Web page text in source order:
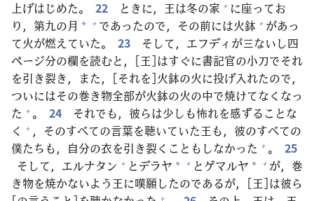
上げはじめた。 22 ときに， 王は冬の家 + に座ってお
り， 第九の月 * + であったので，その前には火鉢 + があっ
て火が燃えていた。 23 そして，エフディが三ないし四
ページ分の欄を読むと，[王]はすぐに書記官の小刀でそれ
を引き裂き，また，[それを]火鉢の火に投げ入れたので，
ついにはその巻き物全部が火鉢の火の中で焼けてなくなっ
た + 。 24 それでも， 彼らは少しも怖れを感ずることな
く + ，そのすべての言葉を聴いていた王も， 彼のすべての
僕たちも， 自分の衣を引き裂くこともしなかった + 。
25
そして，エルナタン + とデラヤ * + とゲマルヤ * + が， 巻
き物を焼かないよう 王に嘆願したのであるが，[王]は彼ら
+